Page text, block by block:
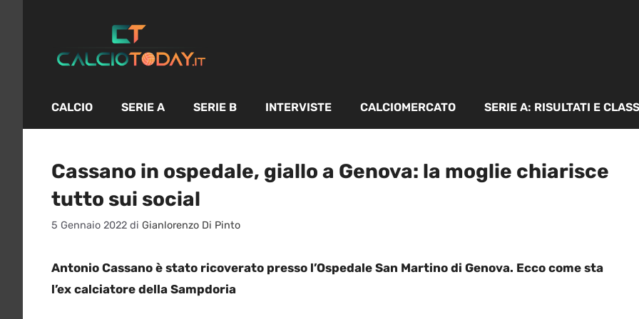
contenuto
CALCIO SERIE A SERIE B INTERVISTE CALCIOMERCATO SERIE A: RISULTATI E
Cassano in ospedale, giallo a Genova: la moglie chiarisce
tutto sui social
5 Gennaio 2022 di Gianlorenzo Di Pinto
Antonio Cassano è stato ricoverato presso l’Ospedale San Martino di Genova. Ecco come sta
l’ex calciatore della Sampdoria